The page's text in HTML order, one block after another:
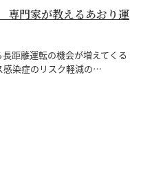
門家が教えるあおり運
距離運転の機会が増えてくる
感染症のリスク軽減の…